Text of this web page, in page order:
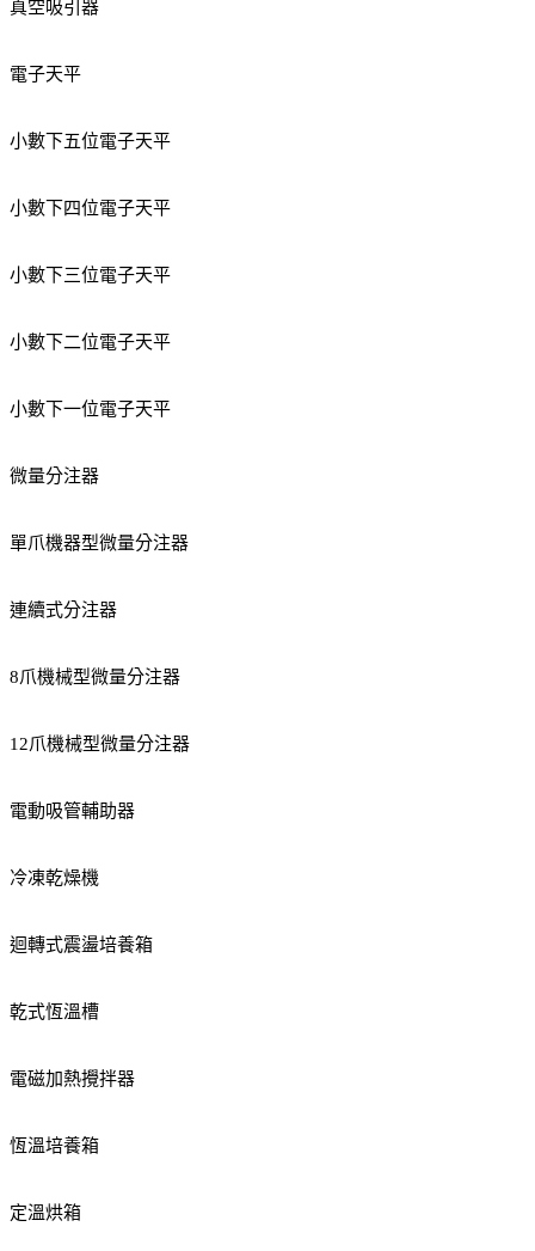
真空吸引器
電子天平
小數下五位電子天平
小數下四位電子天平
小數下三位電子天平
小數下二位電子天平
小數下一位電子天平
微量分注器
單爪機器型微量分注器
連續式分注器
8爪機械型微量分注器
12爪機械型微量分注器
電動吸管輔助器
冷凍乾燥機
迴轉式震盪培養箱
乾式恆溫槽
電磁加熱攪拌器
恆溫培養箱
定溫烘箱